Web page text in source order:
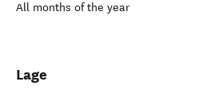
All months of the year
Lage